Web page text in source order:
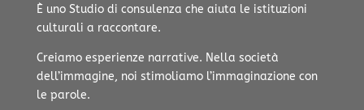
È uno Studio di consulenza che aiuta le istituzioni
culturali a raccontare.
Creiamo esperienze narrative. Nella società
dell’immagine, noi stimoliamo l’immaginazione con
le parole.